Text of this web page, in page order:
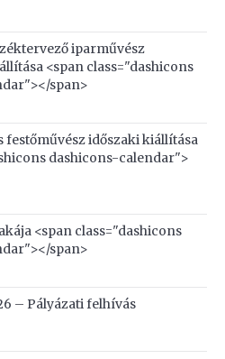
iparművész
<span class="dashicons
span>
festőművész időszaki kiállítása
dashicons-calendar">
<span class="dashicons
span>
– Pályázati felhívás